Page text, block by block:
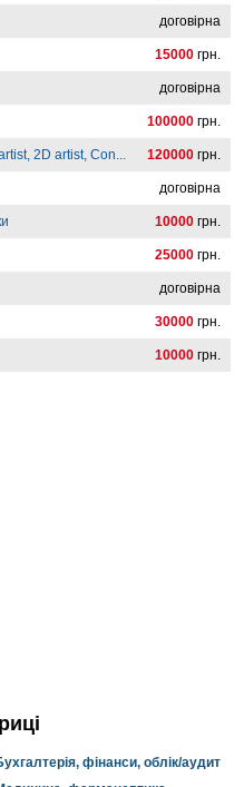
договірна
15000 грн.
договірна
100000 грн.
2D artist, Con... 120000 грн.
договірна
10000 грн.
25000 грн.
договірна
30000 грн.
10000 грн.
фінанси, облік/аудит